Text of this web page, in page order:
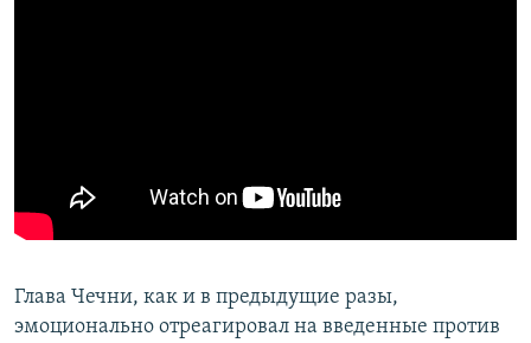
Глава Чечни, как и в предыдущие разы,
эмоционально отреагировал на введенные против